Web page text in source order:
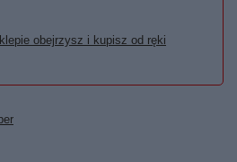
obejrzysz i kupisz od ręki